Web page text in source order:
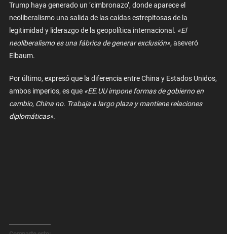
Trump haya generado un ‘cimbronazo’, donde aparece el
neoliberalismo una salida de las caídas estrepitosas de la
legitimidad y liderazgo de la geopolítica internacional. «El
neoliberalismo es una fábrica de generar exclusión»,aseveró
Elbaum.
Por último, expresó que la diferencia entre China y Estados Unidos,
ambos imperios, es que«EE.UU impone formas de gobierno en
cambio, China no. Trabaja a largo plaza y mantiene relaciones
diplomáticas».